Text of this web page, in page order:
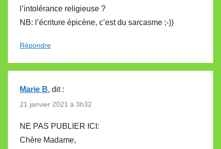
l’intolérance religieuse ?
NB: l’écriture épicène, c’est du sarcasme ;-))
Répondre
Marie B. dit :
21 janvier 2021 à 3h32
NE PAS PUBLIER ICI:
Chère Madame,